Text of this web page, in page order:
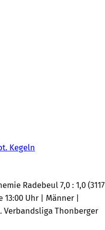
Kegeln
Radebeul 7,0 : 1,0 (3117
Uhr | Männer |
Verbandsliga Thonberger